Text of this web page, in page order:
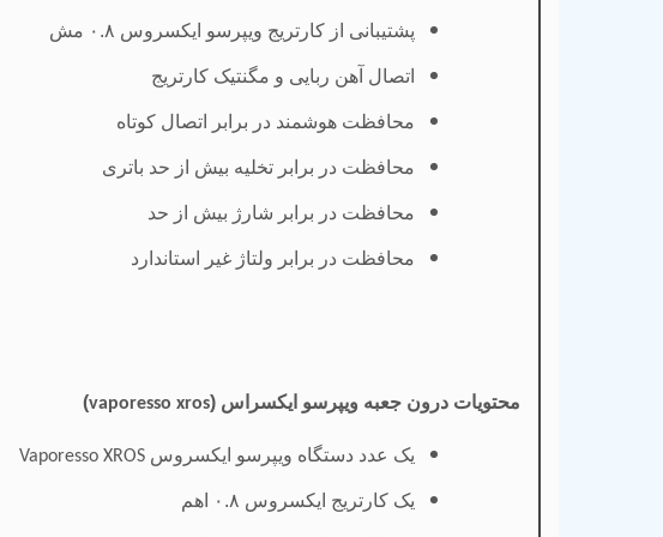
پشتیبانی از کارتریج ویپرسو ایکسروس ۰.۸ مش
اتصال آهن ربایی و مگنتیک کارتریج
محافظت هوشمند در برابر اتصال کوتاه
محافظت در برابر تخلیه بیش از حد باتری
محافظت در برابر شارژ بیش از حد
محافظت در برابر ولتاژ غیر استاندارد
محتویات درون جعبه ویپرسو ایکسراس (vaporesso xros
)
یک عدد دستگاه ویپرسو ایکسروس Vaporesso XROS
یک کارتریج ایکسروس ۰.۸ اهم